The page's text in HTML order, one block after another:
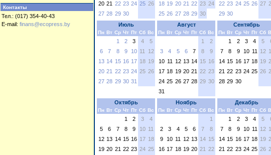
Контакты
Тел.: (017) 354-40-43
E-mail: finans@ecopress.by
20 21 22 23 24 25 26
27 28 29 30
18 19 20 21 22 23 24
25 26 27 28 29 30
22 23 24 25 26 27
29 30
Июль
Пн Вт Ср Чт Пт Сб Вс
1 2 3 4
5
6
7 8 9 10 11
12
13 14 15 16 17 18 19
20 21 22 23 24 25 26
27 28 29 30 31
Август
Пн Вт Ср Чт Пт Сб Вс
1
2
3
4 5 6 7 8
9
10 11 12 13 14 15 16
17 18 19 20 21 22 23
24 25 26 27 28 29 30
31
Сентябрь
Пн Вт Ср Чт Пт Сб
1 2 3 4 5
7
8 9 10 11 12
14 15 16 17 18 19
21 22 23 24 25 26
28 29 30
Октябрь
Пн Вт Ср Чт Пт Сб Вс
1 2 3
4
5
6 7 8 9 10 11
12 13 14 15 16 17 18
19 20 21 22 23 24 25
Ноябрь
Пн Вт Ср Чт Пт Сб Вс
1
2
3 4 5 6 7
8
9
10 11 12 13 14 15
16 17 18 19 20 21 22
Декабрь
Пн Вт Ср Чт Пт Сб
1 2 3 4 5
7
8 9 10 11 12
14 15 16 17 18 19
21 22 23 24 25 26